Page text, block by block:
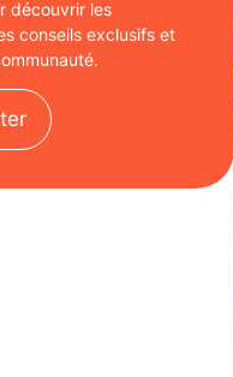
découvrir les
conseils exclusifs et